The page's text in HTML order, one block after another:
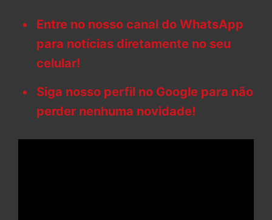
Entre no nosso canal do WhatsApp
para notícias diretamente no seu
celular!
Siga nosso perfil no Google para não
perder nenhuma novidade!